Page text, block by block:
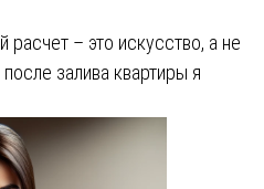
– это искусство, а не
залива квартиры я